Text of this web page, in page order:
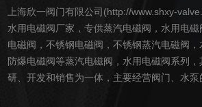
上海欣一阀门有限公司(http://www.shxy-
水用电磁阀厂家，专供蒸汽电磁阀，水用电
电磁阀，不锈钢电磁阀，不锈钢蒸汽电磁阀
防爆电磁阀等蒸汽电磁阀，水用电磁阀系列
研、开发和销售为一体，主要经营阀门、水泵